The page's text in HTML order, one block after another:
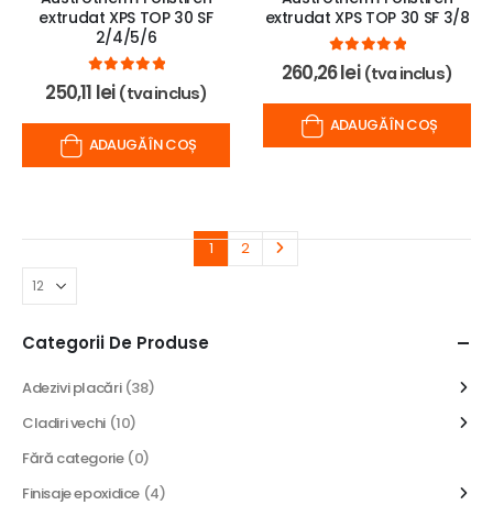
extrudat XPS TOP 30 SF
2/4/5/6
0out of 5
250,11 lei (tva inclus)
ADAUGĂ ÎN COȘ
extrudat XPS TOP 30 SF 3/8
0 out of 5
260,26lei (tva inclus)
ADAUGĂ ÎN COȘ
1 2
Categorii De Produse
Adezivi placări (38)
Cladiri vechi (10)
Fără categorie (0)
Finisaje epoxidice (4)